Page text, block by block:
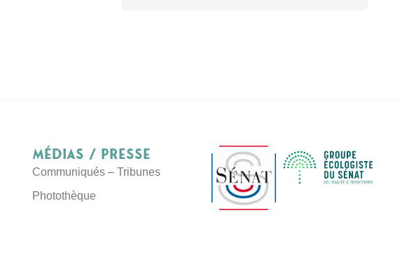
Médias / Presse
Communiqués – Tribunes
Photothèque